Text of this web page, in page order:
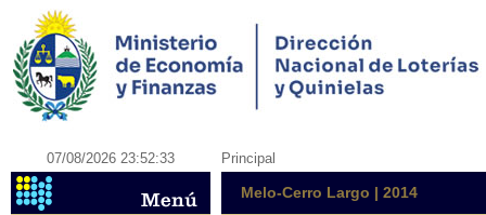
07/08/2026 23:52:33 Principal
Melo-Cerro Largo | 2014